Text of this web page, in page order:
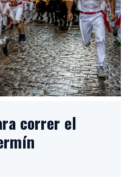
correr el